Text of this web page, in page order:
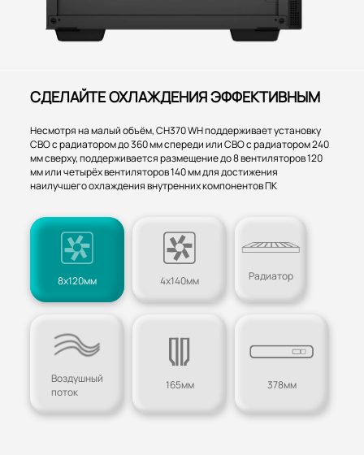
СДЕЛАЙТЕ ОХЛАЖДЕНИЯ ЭФФЕКТИВНЫМ
Несмотря на малый объём, CH370 WH поддерживает установку
СВО с радиатором до 360 мм спереди или СВО с радиатором 240
мм сверху, поддерживается размещение до 8 вентиляторов 120
мм или четырёх вентиляторов 140 мм для достижения
наилучшего охлаждения внутренних компонентов ПК
8x120мм 4x140мм Радиатор
Воздушный
поток
165мм 378мм